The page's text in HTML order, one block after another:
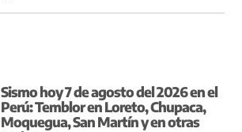
Sismo hoy 7 de agosto del 2026 en el
Perú: Temblor en Loreto, Chupaca,
Moquegua, San Martín y en otras